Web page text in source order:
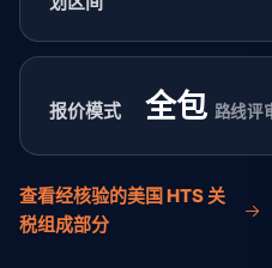
报价模式 全包 路线评
查看经核验的美国 HTS 关
税组成部分